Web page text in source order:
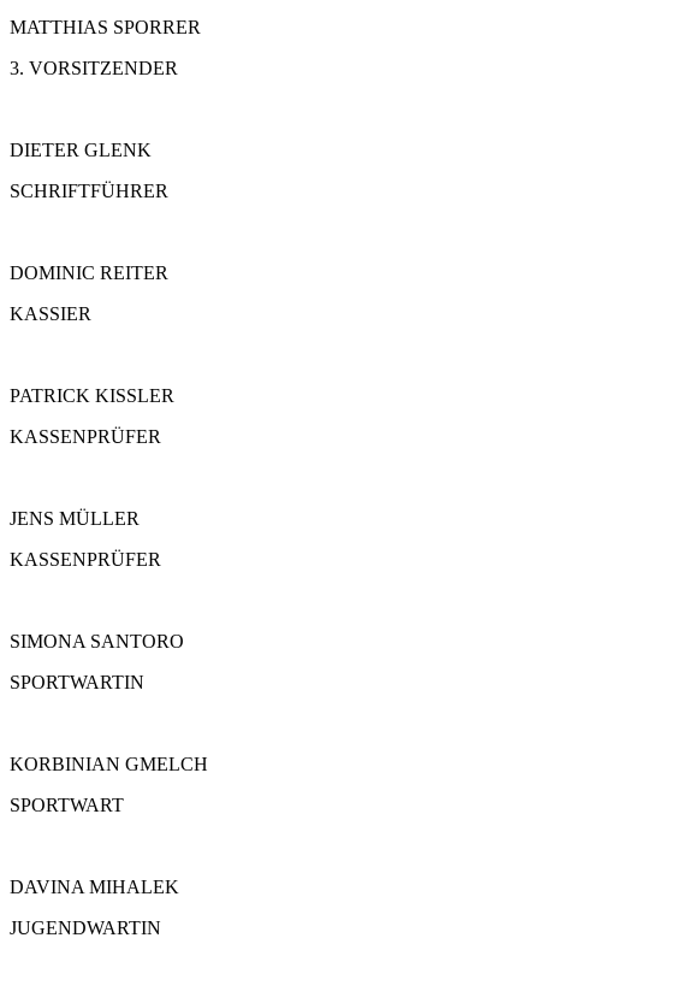
MATTHIAS SPORRER
3. VORSITZENDER
DIETER GLENK
SCHRIFTFÜHRER
DOMINIC REITER
KASSIER
PATRICK KISSLER
KASSENPRÜFER
JENS MÜLLER
KASSENPRÜFER
SIMONA SANTORO
SPORTWARTIN
KORBINIAN GMELCH
SPORTWART
DAVINA MIHALEK
JUGENDWARTIN